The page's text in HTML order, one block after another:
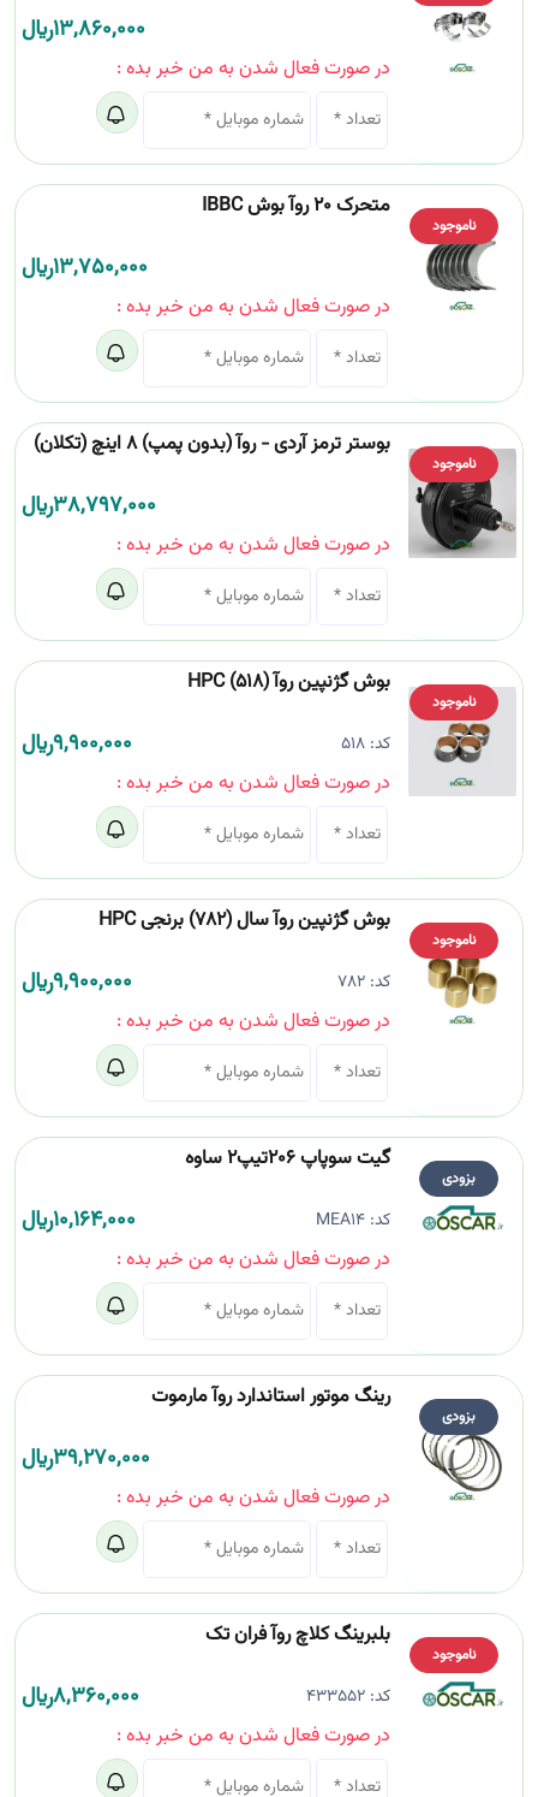
13,860,000﷼
در صورت فعال شدن به من خبر بده :
ناموجود
متحرک 20 روآ بوش IBBC
13,750,000﷼
در صورت فعال شدن به من خبر بده :
ناموجود
بوستر ترمز آردی - روآ (بدون پمپ) 8 اینچ (تکلان)
38,797,000﷼
در صورت فعال شدن به من خبر بده :
ناموجود
بوش گژنپین روآ (518) HPC
کد:518
9,900,000﷼
در صورت فعال شدن به من خبر بده :
ناموجود
بوش گژنپین روآ سال (782) برنجی HPC
کد:782
9,900,000﷼
در صورت فعال شدن به من خبر بده :
بزودی
گیت سوپاپ 206تیپ2 ساوه
کد:MEA14
10,164,000﷼
در صورت فعال شدن به من خبر بده :
بزودی
رینگ موتور استاندارد روآ مارموت
39,270,000﷼
در صورت فعال شدن به من خبر بده :
ناموجود
بلبرینگ کلاچ روآ فران تک
کد:433552
8,360,000﷼
در صورت فعال شدن به من خبر بده :